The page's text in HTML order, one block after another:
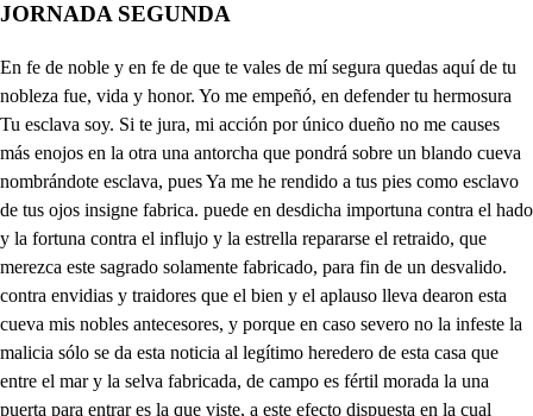
JORNADA SEGUNDA
En fe de noble y en fe de que te vales de mí segura quedas aquí de tu nobleza fue, vida y honor. Yo me empeñó, en defender tu hermosura Tu esclava soy. Si te jura, mi acción por único dueño no me causes más enojos en la otra una antorcha que pondrá sobre un blando cueva nombrándote esclava, pues Ya me he rendido a tus pies como esclavo de tus ojos insigne fabrica. puede en desdicha importuna contra el hado y la fortuna contra el influjo y la estrella repararse el retraido, que merezca este sagrado solamente fabricado, para fin de un desvalido. contra envidias y traidores que el bien y el aplauso lleva dearon esta cueva mis nobles antecesores, y porque en caso severo no la infeste la malicia sólo se da esta noticia al legítimo heredero de esta casa que entre el mar y la selva fabricada, de campo es fértil morada la una puerta para entrar es la que viste, a este efecto dispuesta en la cual asienta una mesa que desmienta la sospecha del secreto la otra puerta al campo sale, y en aquel peñasco está que a la cueva da Ninguno habrá que señale del mármol artificial las líneas, pues de tal suerte hizo el arte la unión fuerte que parece natural contra acechanzas infieles en caso que el retraido disfrazado y escondido salga a la selva estas pieles, pueden encubrir su ser, Yo su manto he de llevar con lo cual dice que al mar te arrojaste, y que al querer detenerte porque fueras la que a toda remediaras, y para y para que libertarás, sus esclavitudes fieras, ciega con tu mismo llanto y con tus razones loca, te arrojaste de una roca, dejándome solo el manto y porque nadie este intento penetre, y porque no esté arriesgado, yo seré, quien te sirva el alimento no hay fineza que no deba, en breve tiempo a tu pecho cuando sólo se hubiera hecho para este caso la cueva fábrica era misteriosa, Dale el manto Toma el manto, que será seña muy propia. hoy mi que la lastimosa, por esos contornos. Quiera el cielo que tú Que no nos haga infelices. Quién la desdicha postrera. Mi vida daré por ti Serás fino? El más constante Temo. ¿Qué temes? Dante que no te olvides de mí Ese es fingido recelo. hace infeliz. Noble soy, Quiero bien. Amando es doy. Quién lo asegura tu cielo Pues vete fingir mi muerte. Fingiré de tal manera que yo mismo lo creyera, a por dejar de verte Adios, de hasta que acabo llegue de mi noble empeño Aquí esperaré a mi dueño Aquí volverá tu esclavo pues que de mis patrios lares, me roba injusta traición veré si en esta mansión, tendré sacros tutelares boveda, donde acredita el arte su perfección oculta hermosa región Quién te ocupa, ¿quién te habita por las seis claraboyas transparentes entran de rado seis nin Dríades que alternando cláusulas disponen un bayle, sardo con diversos lazos, y en tal proporción que acabando de cantar repiten la velocidad por las mismas claraboyas donde entran saliendo bellas Las driades las criades de aqueste horizonte, que entrado y en monte son flores y estrellas alegres venimos, sueñas bajamos dejando los ramos verdes besamos, su hermosa tristeza nos tray, obedientes y es justo que alientes con esta fineza. propicias queremos cuando nos invocas, dejar de esas rocas, los fijos extremos festejen suaves, sus dulces prisiones fragantes canciones. acaban de desparecer de Floridas aves sagradas críades, ninfas, que en los árboles vivís, palideces del enero, candidezes de abril ad pero ya volando de aquesta prisión salís a lograr lo que a la tarde le quedaré de lucir, Pero pues criante dijo que en este escollo, qué fin, es de estas bóvedas, puerta hoy para poder salir al campo el mármol pretendo levantar para que así forceja con la peña, vea mi curiosidad de la gruta que está el oloroso, con fin en el foro, para pero aunque cobrando alientos abrirla intento el mármol, abrir, no bastan todas mis fuerzas a correr los yerros, no vale mi industria en el caso de esta violencia, decid deidades que de este seño las lobregueces vivís, quella ignorando al día del centro de la tierra sale Habrá quién me ayude Vulcano en un carro de acero a qué tirandos Leones, que abortan Quién eres tú que piadoso fuego por ojos, mis voces llegaste a oír narices y canta Vulcano soy que ha intrepidos golpes de ardiente lo contra ambiciones funebre, armas sangrientas di, gobernando a mis ciclopes, con animoso ardid, de las nubes Júpiter pido asustar, y herir, pues del Etna en las bovedas los rayos encendí, reformando en la fábrica, licencia del vivir. y viendo que en las cárceles de este albergue Civil, no puedes de ese por sido torpes yerros abrir, a dar vengo a que corran fáciles, como materia vi lucha con el peñasco, de la robusta practica, le rompe y se descubre que sudando aprendí, la campaña verde, Ya queda abierto transito poblada de árboles, para poder salir a esas riberas fértiles, que matizan una que ahora verás de aquí Vuelve a deliciosa selva, subir en y dónde va buscándote, el carro por la voz infeliz dio criante, ejército de militares mil, ruido de cajas pero sin riesgo trágico, quedas segura aquí. aunque la noche orrisona vuelve a su mester se en tu centro traiga funesta lid, Qué furiosos los soldados me buscan? ¡Ay infeliz! que hombres y estrellas a un tiempo se conjuren contra mí, pero discordes, sin duda van volviendo contra sí, sus armas fraguando altos el vivo ardor de un motín, mientras en esos peñascos parece que llega a oír vientos repitan los vientos. puso En mares y en tierra. Arma arma, guerra, guerra. a los darme Y con desasosiego o fuego hiera el fuego el agua pues que las iras fragua arma arma, En vientos entierra guerra guerra. En fuego y en agua arma, arma arma, arma. A tanto tropel, a tanto Sangriento abismo Civil, suceda la noche que en tan horrorosa lo serán las tinieblas que lleguen a desir el furor desordenado noche, si merece el alivio de tus sombras saliendo a presidir, con el silencio, y el sueño que es tu opuesto genito, de lo profundo del coliseo va subiendo la noche sobre una le- chuza que no bate las alas hasta su tiempo y como su va desplegando su manto negro todo dibujado estrellas de suerte que cubra todo Noche, saliendo a la noche como bostezo oscuro de las frías cabernas, donde es el ocio morador confuso Tinieblas a esgrimiendo sobre el inquieto, pues que cegando a las luces en su tropiezo repidió su orgullo. ocupa sus horrores en él fácil estudio, con que el viento disuelve, la siempre vana, claridad que tuvo a del sueño apacible, a del silencio mudo a cuyos dos afectos de blandas plumas ocultó el arrullo, suspende su movimiento y empieza impulso descubre debajo de ellas dos niños el uno el sueño que estará sembrando adormideras, y el otro el silencio que tendrá una ave presa por el cuello con mano, no impidiendo su exercicio, que pronuncien su acero Sueño el sueño te responde como cuidado tuyo que sólo se compone de los descuidos que consiente el mundo. Si también habla el silencio que siendo tu atributo funestos idiomas, encuentra voces que ignoro el insulto. Desde la triste arena sueño que muerte el Leteo inmundo sembrando blancas flores helada nube de los ojos subo. suspendiendo a las aves sus canoros anuncios, a su y suspirando sombras endechas formo del horror que infundo diciendo todos juntos que la noche el silencio y el sueño visten delito los vientos que asombros arden, los campos que inundan sustos, Mas, pues ya salió la noche a ocultar, ya confundir con el silencio y el sueño o mala pie rayos de una injusta lid, vestida con estas pieles, que me podrán encubrir en la puerta de esta cueva procuraré distinguir, qué fin horroroso tengan peñascos y marina las voces; que antes hoy transmutase el teatro en el repetido sobre quién es habrá faroles encendidos enforma estando las luzes del Teatro confusas en la imitación de ser de noche y el foro será de marina para y pastores cantando y bailando y Bato, y selva villa nos rusticos Pues la noche alegre en nuestras cabañas, en glorias de tales sus astros dispara, vaya de fiesta de jubilo vaya Pues que la noche nos deja salir de muero cortijo, en busca del regocijo, cas siempre se aleja, de muero empescudamiento festejamos con mil sales a la gran deidad de Pales, bajo de nueso contento que la diosa nos envía Yo satisfecha, no esto Porque, Silvia? la curiosa andanza mía, de los montes en las cumbres arder encendidas seas, que importa que las veas, de no mudo a que santa Si por fantasticos modos temer tu perseño quiere vemos por si algo más sucediere, sin acordes bailemos cantando todos pues la noche alegre en nuestras te pastores, como bailáis cuando en esos montes veis las señas que no teméis? acaso las ignoráis, sabed que en aquesas playas, y en toda aquesta marina que está a sus costas vecina tiene estos atalayas, para que en toda ocasión de peligro evidente o público delincuente se niegue la embarcación al pretenda salir de esta isla, esto supuesto nuestro príncipe ha dispuesto prender buscar y ni quirir, a una mujer que hoy llegó a esta arena desde gracia y aunque hay que en su desgracia dice que al mar se arrojó? ay diversos pareceres y en esta contrariedad, por guardar su libertad la buscan esas mujeres que entre confusos el amores nuestra piedad solicitan, y el hallarla facilitar acaso viereis, pastores a una mujer peregrina que fugitiva y ansiosa se oculta temerosa desdichada camina Detenedla, suponiendo a toda que a todas nos libertáis a aquesta mujer halláis, Ved, que buscando, y volviendo vamos de día y de noche por entre troncos y penas sin él vayan de las dueñas, y sin él para del coche. Advertid que la buscamos, para común libertad. Válganos, vuestra piedad cuando infelices lloramos, y qué donosas plegarias, Tirso, yo me embobo al verlas, más brillan que las estrellas y pues que las luminarias de estos faroles que vemos nos ayudan a buscalla, no hay tal como empescudarla, todos juntos la busquemos. por diferentes partes Amor, suspended, zagales, de inútil cuidado la llama caduca, acento del amor que apagan mis flechas al aire violento que celan mis plumas cruzando los dos Proseguid, pastores aire con movim, de paso